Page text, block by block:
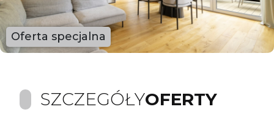
Oferta specjalna
SZCZEGÓŁYOFERTY